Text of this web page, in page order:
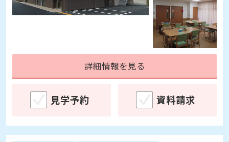
詳細情報を見る
見学予約 資料請求